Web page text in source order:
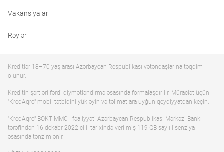
Vakansiyalar
Rəylər
Kreditlər 18–70 yaş arası Azərbaycan Respublikası vətəndaşlarına təqdim
olunur.
Kreditin şərtləri fərdi qiymətləndirmə əsasında formalaşdırılır. Müraciət üçün
"KredAqro" mobil tətbiqini yükləyin və təlimatlara uyğun qeydiyyatdan keçin.
"KredAqro" BOKT MMC - fəaliyyəti Azərbaycan Respublikası Mərkəzi Bankı
tərəfindən 16 dekabr 2022-ci il tarixində verilmiş 119-GB saylı lisenziya
əsasında tənzimlənir.